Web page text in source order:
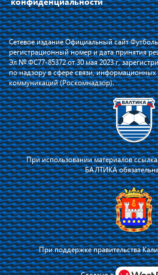
Сетевое издание Официальный сайт
регистрационный номер и дата принятия
Эл № ФС77-85372 от 30 мая 2023 г,
по надзору в сфере связи,
коммуникаций (Роскомнадзор).
При использовании материалов
БАЛТИКА
При поддержке правительства